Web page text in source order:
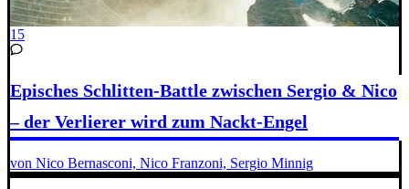
15
Episches Schlitten-Battle zwischen Sergio & Nico
– der Verlierer wird zum Nackt-Engel
von Nico Bernasconi, Nico Franzoni, Sergio Minnig